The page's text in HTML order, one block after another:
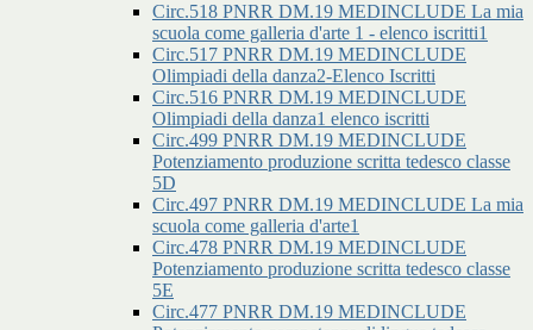
Circ.518 PNRR DM.19 MEDINCLUDE La mia
scuola come galleria d'arte 1 - elenco iscritti1
Circ.517 PNRR DM.19 MEDINCLUDE
Olimpiadi della danza2-Elenco Iscritti
Circ.516 PNRR DM.19 MEDINCLUDE
Olimpiadi della danza1 elenco iscritti
Circ.499 PNRR DM.19 MEDINCLUDE
Potenziamento produzione scritta tedesco classe
5D
Circ.497 PNRR DM.19 MEDINCLUDE La mia
scuola come galleria d'arte1
Circ.478 PNRR DM.19 MEDINCLUDE
Potenziamento produzione scritta tedesco classe
5E
Circ.477 PNRR DM.19 MEDINCLUDE